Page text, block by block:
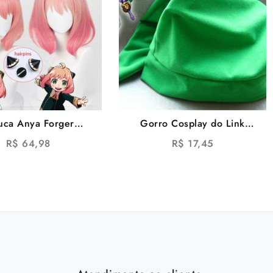
Anya Forger
Wig Cosplay
Anya Forger
R$ 64,98
Gorro Cosplay do Link
Game The Legend Of Zelda
R$ 17,45